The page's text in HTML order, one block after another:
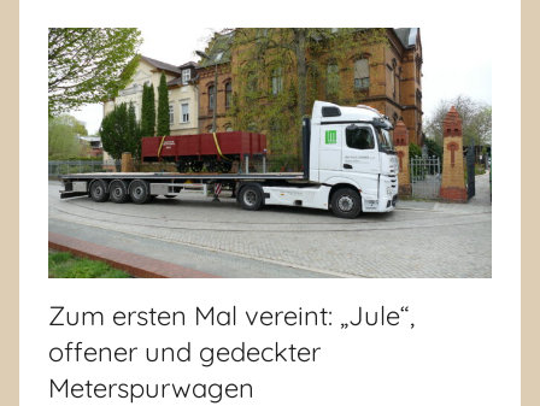
Zum ersten Mal vereint: „Jule“,
offener und gedeckter
Meterspurwagen